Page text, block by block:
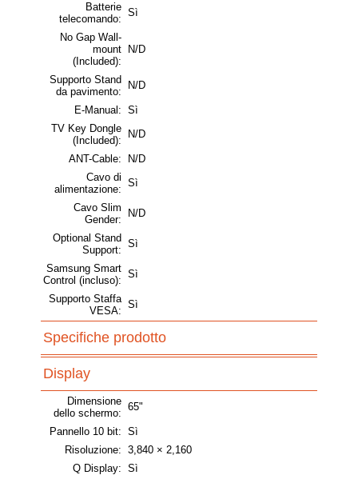
Batterie
telecomando:
Sì
No Gap Wall-
mount
(Included):
N/D
Supporto Stand
da pavimento:
N/D
E-Manual: Sì
TV Key Dongle
(Included):
N/D
ANT-Cable:
N/D
Cavo di
alimentazione:
Sì
Cavo Slim
Gender:
N/D
Optional Stand
Support:
Sì
Samsung Smart
Control (incluso):
Sì
Supporto Staffa
VESA:
Sì
Specifiche prodotto
Display
Dimensione
dello schermo:
65"
Pannello 10 bit: Sì
Risoluzione: 3,840 × 2,160
Q Display: Sì